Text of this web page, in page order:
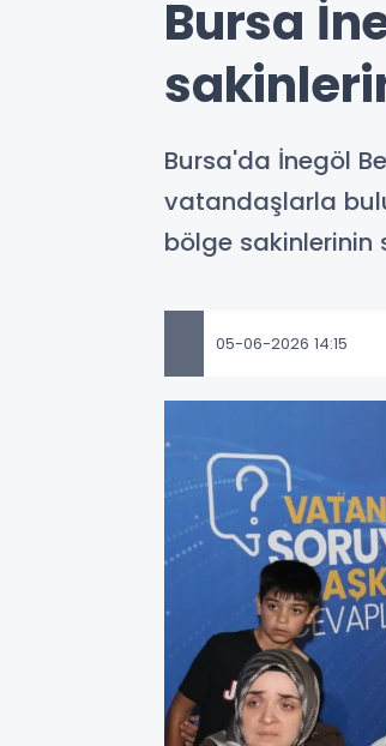
Bursa
Bursa'da İnegöl
vatandaşlarla
bölge sakinlerinin
05-06-2026 14:15